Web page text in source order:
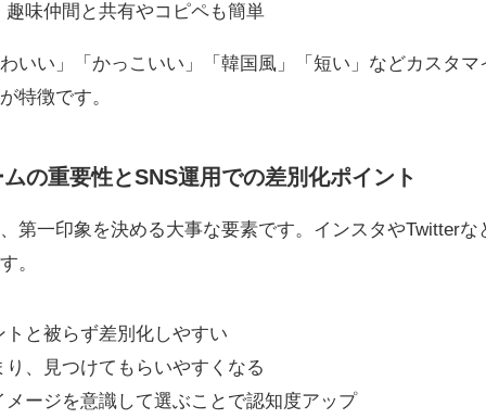
趣味仲間と共有やコピペも簡単
いい」「かっこいい」「韓国風」「短い」などカスタ
特徴です。
の重要性とSNS運用での差別化ポイント
第一印象を決める大事な要素です。インスタやTwitterな
。
トと被らず差別化しやすい
り、見つけてもらいやすくなる
メージを意識して選ぶことで認知度アップ